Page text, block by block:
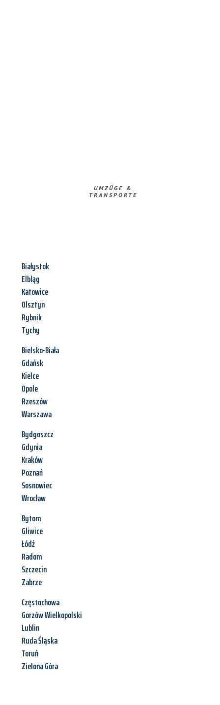
UMZÜGE &
TRANSPORTE
Białystok
Elbląg
Katowice
Olsztyn
Rybnik
Tychy
Bielsko-Biała
Gdańsk
Kielce
Opole
Rzeszów
Warszawa
Bydgoszcz
Gdynia
Kraków
Poznań
Sosnowiec
Wrocław
Bytom
Gliwice
Łódź
Radom
Szczecin
Zabrze
Częstochowa
Gorzów Wielkopolski
Lublin
Ruda Śląska
Toruń
Zielona Góra